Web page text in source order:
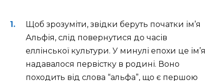
Щоб зрозуміти, звідки беруть початки ім’я
Альфія, слід повернутися до часів
еллінської культури. У минулі епохи це ім’я
надавалося первістку в родині. Воно
походить від слова “альфа”, що є першою